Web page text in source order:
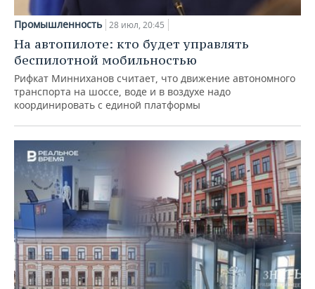
Промышленность 28 июл, 20:45
На автопилоте: кто будет управлять
беспилотной мобильностью
Рифкат Минниханов считает, что движение автономного
транспорта на шоссе, воде и в воздухе надо
координировать с единой платформы